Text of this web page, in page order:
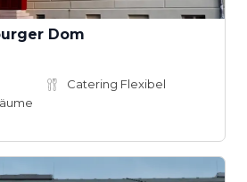
Dom
Catering Flexibel